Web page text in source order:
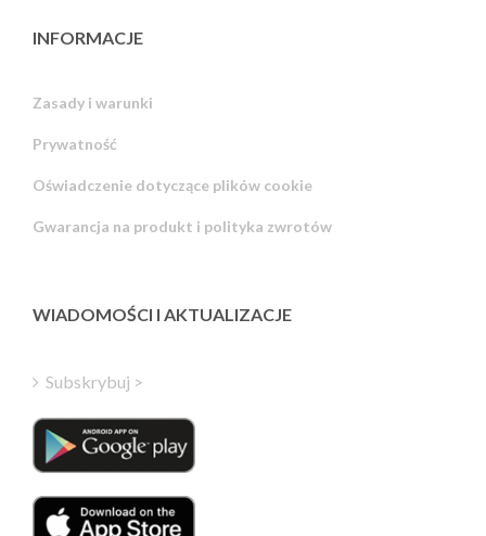
INFORMACJE
Zasady i warunki
Prywatność
Oświadczenie dotyczące plików cookie
Gwarancja na produkt i polityka zwrotów
WIADOMOŚCI I AKTUALIZACJE
Subskrybuj >